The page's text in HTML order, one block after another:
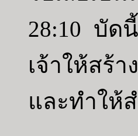
28:10 บัด
เจ้าให้สร้
และทำให้ส